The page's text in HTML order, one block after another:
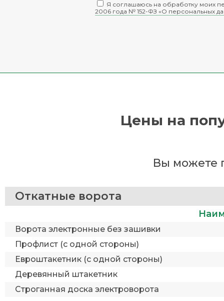
Я соглашаюсь на обработку моих
2006 года № 152-ФЗ «О персональных
Цены на
Вы можете
Откатные ворота
Ворота электронные без зашивки
Профлист (с одной стороны)
Евроштакетник (с одной стороны)
Деревянный штакетник
Строганная доска электроворота